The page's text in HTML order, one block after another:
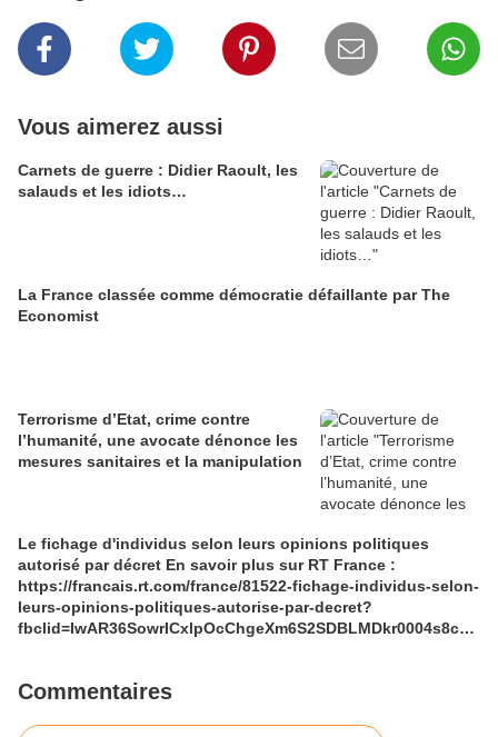
Vous aimerez aussi
Carnets de guerre : Didier Raoult, les
salauds et les idiots…
La France classée comme démocratie défaillante par The
Economist
Terrorisme d’Etat, crime contre
l’humanité, une avocate dénonce les
mesures sanitaires et la manipulation
Le fichage d'individus selon leurs opinions politiques
autorisé par décret En savoir plus sur RT France :
https://francais.rt.com/france/81522-fichage-individus-selon-
leurs-opinions-politiques-autorise-par-decret?
fbclid=IwAR36SowrICxlpOcChgeXm6S2SDBLMDkr0004s8cA
Commentaires